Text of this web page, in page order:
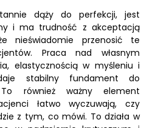
dąży do perfekcji, jest
i ma trudność z akceptacją
nieświadomie przenosić te
Praca nad własnym
elastycznością w myśleniu i
stabilny fundament do
również ważny element
łatwo wyczuwają, czy
z tym, co mówi. To działa w